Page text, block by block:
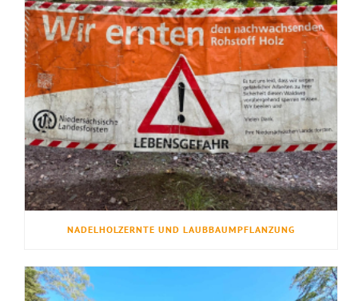
NADELHOLZERNTE UND LAUBBAUMPFLANZUNG